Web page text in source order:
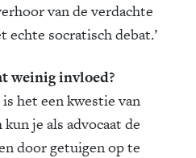
van de verdachte
socratisch debat.’
weinig invloed?
het een kwestie van
je als advocaat de
door getuigen op te